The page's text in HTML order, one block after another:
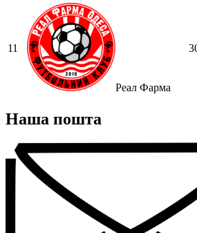
11
Реал Фарма
Наша пошта